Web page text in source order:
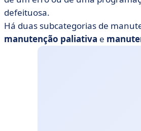
defeituosa.
Há duas subcategorias de
manutenção paliativa e